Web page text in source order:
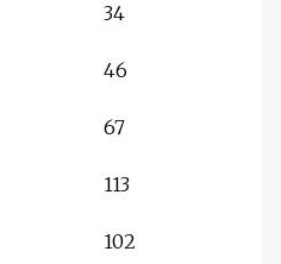
34
46
67
113
102